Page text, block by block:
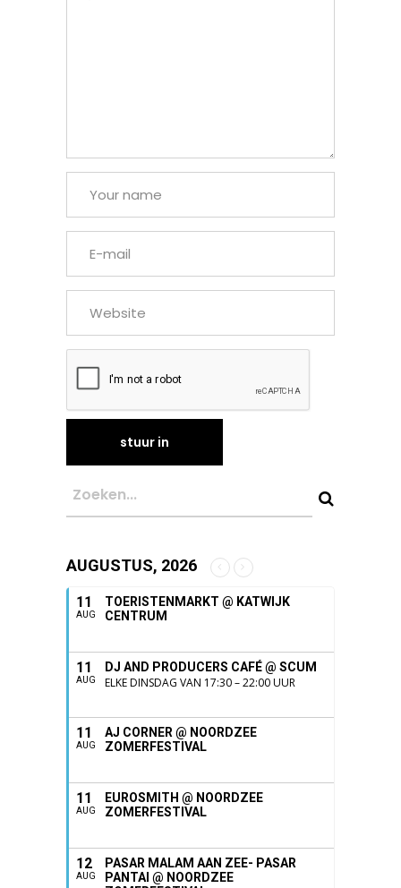
AUGUSTUS, 2026
11
AUG
TOERISTENMARKT @ KATWIJK
CENTRUM
11
AUG
DJ AND PRODUCERS CAFÉ @ SCUM
ELKE DINSDAG VAN 17:30 – 22:00 UUR
11
AUG
AJ CORNER @ NOORDZEE
ZOMERFESTIVAL
11
AUG
EUROSMITH @ NOORDZEE
ZOMERFESTIVAL
12
AUG
PASAR MALAM AAN ZEE- PASAR
PANTAI @ NOORDZEE